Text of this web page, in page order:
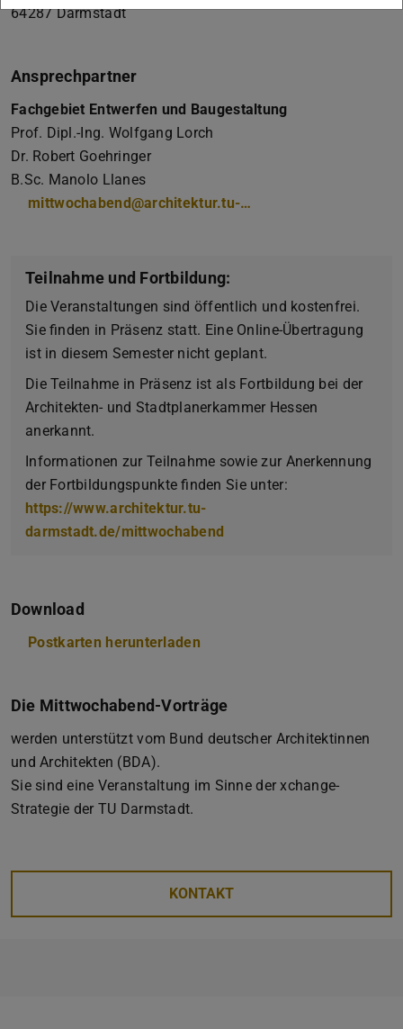
64287 Darmstadt
Ansprechpartner
Fachgebiet Entwerfen und Baugestaltung
Prof. Dipl.-Ing. Wolfgang Lorch
Dr. Robert Goehringer
B.Sc. Manolo Llanes
mittwochabend@architektur.tu-…
Teilnahme und Fortbildung:
Die Veranstaltungen sind öffentlich und kostenfrei.
Sie finden in Präsenz statt. Eine Online-Übertragung
ist in diesem Semester nicht geplant.
Die Teilnahme in Präsenz ist als Fortbildung bei der
Architekten- und Stadtplanerkammer Hessen
anerkannt.
Informationen zur Teilnahme sowie zur Anerkennung
der Fortbildungspunkte finden Sie unter:
https://www.architektur.tu-
darmstadt.de/mittwochabend
Download
Postkarten herunterladen
Die Mittwochabend-Vorträge
werden unterstützt vom Bund deutscher Architektinnen
und Architekten (BDA).
Sie sind eine Veranstaltung im Sinne der xchange-
Strategie der TU Darmstadt.
KONTAKT